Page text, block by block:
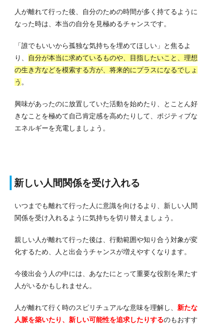
人が離れて行った後、自分のための時間が多く持てるように
なった時は、本当の自分を見極めるチャンスです。
「誰でもいいから孤独な気持ちを埋めてほしい」と焦るよ
り、
自分が本当に求めているものや、目指したいこと、理想
の生き方などを模索する方が、将来的にプラスになるでしょ
う 。
興味があったのに放置していた活動を始めたり、とことん好
きなことを極めて自己肯定感を高めたりして、ポジティブな
エネルギーを充電しましょう。
新しい人間関係を受け入れる
いつまでも離れて行った人に意識を向けるより、新しい人間
関係を受け入れるように気持ちを切り替えましょう。
親しい人が離れて行った後は、行動範囲や知り合う対象が変
化するため、人と出会うチャンスが増えやすくなります。
今後出会う人の中には、あなたにとって重要な役割を果たす
人がいるかもしれません。
人が離れて行く時のスピリチュアルな意味を理解し、 新たな
人脈を築いたり、新しい可能性を追求したりするのもおすす